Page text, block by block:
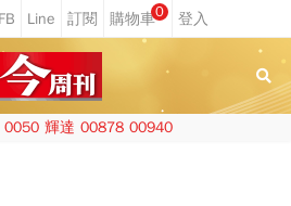
0
0050 輝達 00878 00940